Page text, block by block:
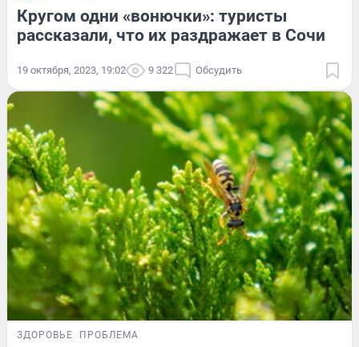
Кругом одни «вонючки»: туристы
рассказали, что их раздражает в Сочи
19 октября, 2023, 19:02 9 322 Обсудить
ЗДОРОВЬЕ ПРОБЛЕМА